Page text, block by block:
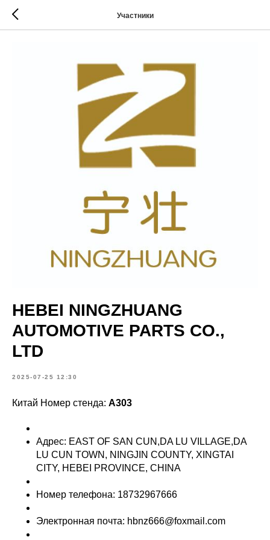
Участники
HEBEI NINGZHUANG
AUTOMOTIVE PARTS CO.,
LTD
2025-07-25 12:30
Китай Номер стенда: A303
Адрес: EAST OF SAN CUN,DA LU VILLAGE,DA
LU CUN TOWN, NINGJIN COUNTY, XINGTAI
CITY, HEBEI PROVINCE, CHINA
Номер телефона: 18732967666
Электронная почта: hbnz666@foxmail.com